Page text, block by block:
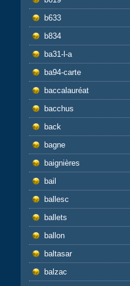
b633
b834
ba31-l-a
ba94-carte
baccalauréat
bacchus
back
bagne
baignières
bail
ballesc
ballets
ballon
baltasar
balzac